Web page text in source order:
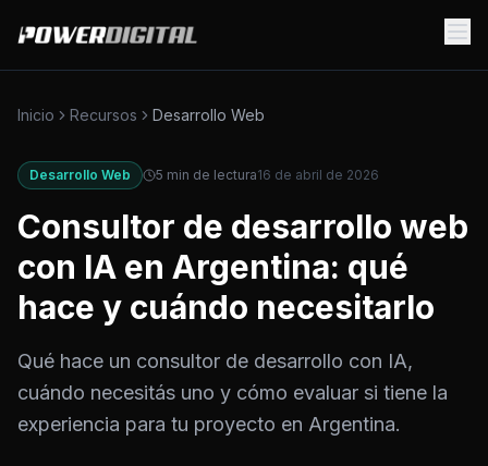
Inicio Recursos Desarrollo Web
Desarrollo Web 5 min de lectura16 de abril de 2026
Consultor de desarrollo web
con IA en Argentina: qué
hace y cuándo necesitarlo
Qué hace un consultor de desarrollo con IA,
cuándo necesitás uno y cómo evaluar si tiene la
experiencia para tu proyecto en Argentina.